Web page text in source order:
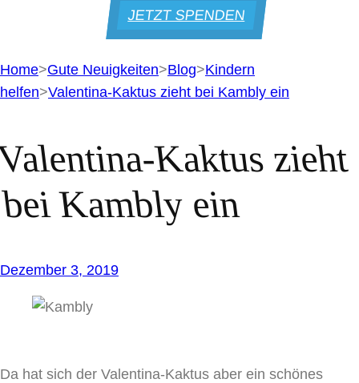
JETZT SPENDEN
Home>Gute Neuigkeiten>Blog>Kindern
helfen>Valentina-Kaktus zieht bei Kambly ein
Kaktus zieht
bei Kambly ein
Dezember 3, 2019
Da hat sich der Valentina-Kaktus aber ein schönes